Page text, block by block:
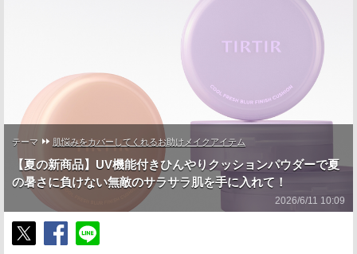
テーマ 肌悩みをカバーしてくれるお助けメイクアイテム
【夏の新商品】UV機能付きひんやりクッションパウダーで夏
の暑さに負けない無敵のサラサラ肌を手に入れて！
2026/6/11 10:09